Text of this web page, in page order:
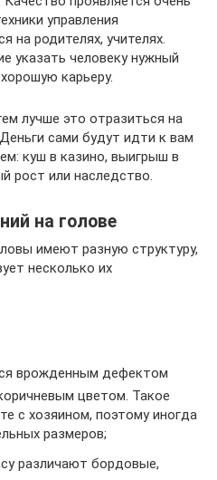
управления
на родителях, учителях.
указать человеку нужный
карьеру.
лучше это отразиться на
сами будут идти к вам
куш в казино, выигрыш в
рост или наследство.
на голове
имеют разную структуру,
несколько их
врожденным дефектом
цветом. Такое
с хозяином, поэтому иногда
размеров;
различают бордовые,